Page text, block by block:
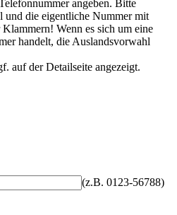
angeben. Bitte
und die eigentliche Nummer mit
Wenn es sich um eine
handelt, die Auslandsvorwahl
auf der Detailseite angezeigt.
(z.B. 0123-56788)